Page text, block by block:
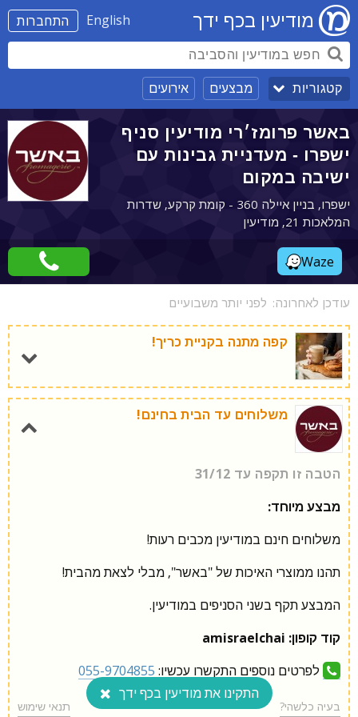
התחברות English מודיעין בכף ידך
קטגוריות מבצעים אירועים
באשר פרומז׳רי מודיעין סניף
ישפרו - מעדניית גבינות עם
ישיבה במקום
ישפרו, בניין איילה 360 - קומת קרקע, שדרות
המלאכות 21, מודיעין
Waze
עודכן לאחרונה: לפני יותר משבועיים
קפה מתנה בקניית כריך!
מבצע היכרות מיוחד:
055-9704855
משלוחים עד הבית בחינם!
הטבה זו תקפה עד 31/12
מבצע מיוחד:
משלוחים חינם במודיעין מכבים רעות!
תהנו ממוצרי האיכות של "באשר", מבלי לצאת מהבית!
המבצע תקף בשני הסניפים במודיעין.
קוד קופון: amisraelchai
לפרטים נוספים התקשרו עכשיו: 055-9704855
תנאי שימוש בעיה כלשהי?
התקינו את מודיעין בכף ידך